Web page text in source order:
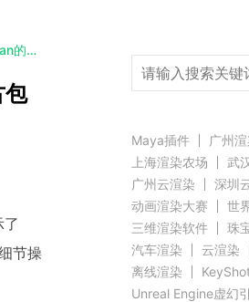
使用Substance 3D Designer和Houdini创建Kyrgyzstan的蒙古包（p2）
节操
Maya插件 广州
上海渲染农场
武
广州云渲染
深圳
动画渲染大赛
世
三维渲染软件
珠
汽车渲染
云渲染
离线渲染
Unreal Engine虚幻